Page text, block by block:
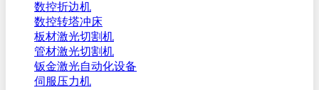
数控折边机
数控转塔冲床
板材激光切割机
管材激光切割机
钣金激光自动化设备
伺服压力机